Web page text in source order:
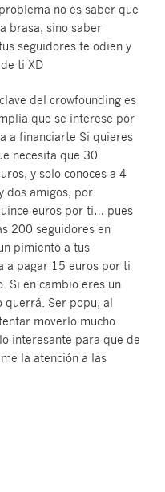
no es saber que
brasa, sino saber
seguidores te odien y
ti XD
del crowfounding es
que se interese por
a financiarte Si quieres
necesita que 30
y solo conoces a 4
dos amigos, por
euros por ti… pues
200 seguidores en
pimiento a tus
a pagar 15 euros por ti
Si en cambio eres un
querrá. Ser popu, al
moverlo mucho
interesante para que de
la atención a las